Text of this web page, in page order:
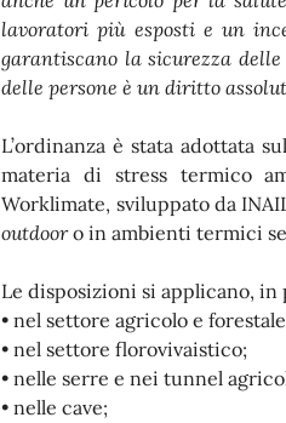
lavoratori più esposti e un
garantiscano la sicurezza
delle persone è un diritto
L’ordinanza è stata adottata
materia di stress termico
Worklimate, sviluppato da
outdooro in ambienti termici
Le disposizioni si applicano,
• nel settore agricolo e
• nel settore florovivaistico;
• nelle serre e nei tunnel
• nelle cave;